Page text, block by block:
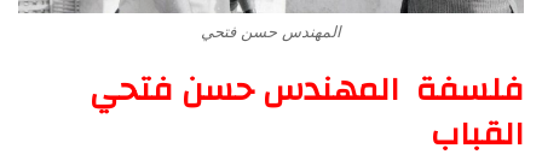
المهندس حسن فتحي
فلسفة المهندس حسن فتحي
القباب